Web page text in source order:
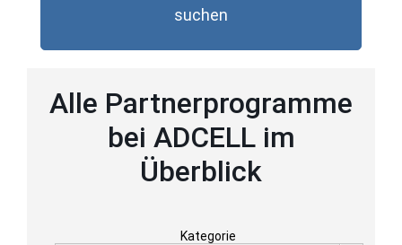
suchen
Alle Partnerprogramme
bei ADCELL im
Überblick
Kategorie